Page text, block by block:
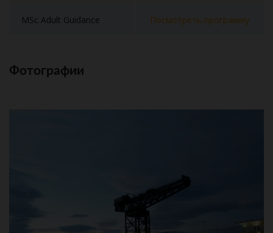
MSc Adult Guidance Посмотреть программу
Фотографии